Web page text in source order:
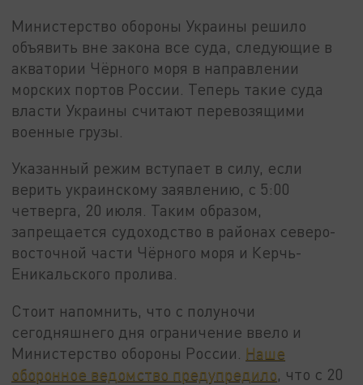
Министерство обороны Украины решило
объявить вне закона все суда, следующие в
акватории Чёрного моря в направлении
морских портов России. Теперь такие суда
власти Украины считают перевозящими
военные грузы.
Указанный режим вступает в силу, если
верить украинскому заявлению, с 5:00
четверга, 20 июля. Таким образом,
запрещается судоходство в районах северо-
восточной части Чёрного моря и Керчь-
Еникальского пролива.
Стоит напомнить, что с полуночи
сегодняшнего дня ограничение ввело и
Министерство обороны России. Наше
оборонное ведомство предупредило, что с 20